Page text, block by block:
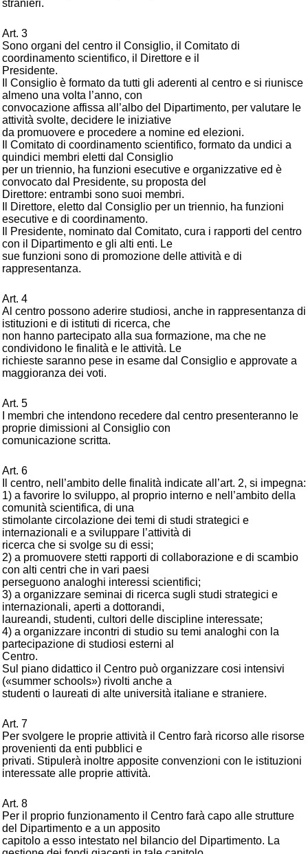
stranieri.
Art. 3
Sono organi del centro il Consiglio, il Comitato di
coordinamento scientifico, il Direttore e il
Presidente.
Il Consiglio è formato da tutti gli aderenti al centro e si riunisce
almeno una volta l’anno, con
convocazione affissa all’albo del Dipartimento, per valutare le
attività svolte, decidere le iniziative
da promuovere e procedere a nomine ed elezioni.
Il Comitato di coordinamento scientifico, formato da undici a
quindici membri eletti dal Consiglio
per un triennio, ha funzioni esecutive e organizzative ed è
convocato dal Presidente, su proposta del
Direttore: entrambi sono suoi membri.
Il Direttore, eletto dal Consiglio per un triennio, ha funzioni
esecutive e di coordinamento.
Il Presidente, nominato dal Comitato, cura i rapporti del centro
con il Dipartimento e gli alti enti. Le
sue funzioni sono di promozione delle attività e di
rappresentanza.
Art. 4
Al centro possono aderire studiosi, anche in rappresentanza di
istituzioni e di istituti di ricerca, che
non hanno partecipato alla sua formazione, ma che ne
condividono le finalità e le attività. Le
richieste saranno pese in esame dal Consiglio e approvate a
maggioranza dei voti.
Art. 5
I membri che intendono recedere dal centro presenteranno le
proprie dimissioni al Consiglio con
comunicazione scritta.
Art. 6
Il centro, nell’ambito delle finalità indicate all’art. 2, si impegna:
1) a favorire lo sviluppo, al proprio interno e nell’ambito della
comunità scientifica, di una
stimolante circolazione dei temi di studi strategici e
internazionali e a sviluppare l’attività di
ricerca che si svolge su di essi;
2) a promuovere stetti rapporti di collaborazione e di scambio
con alti centri che in vari paesi
perseguono analoghi interessi scientifici;
3) a organizzare seminai di ricerca sugli studi strategici e
internazionali, aperti a dottorandi,
laureandi, studenti, cultori delle discipline interessate;
4) a organizzare incontri di studio su temi analoghi con la
partecipazione di studiosi esterni al
Centro.
Sul piano didattico il Centro può organizzare cosi intensivi
(«summer schools») rivolti anche a
studenti o laureati di alte università italiane e straniere.
Art. 7
Per svolgere le proprie attività il Centro farà ricorso alle risorse
provenienti da enti pubblici e
privati. Stipulerà inoltre apposite convenzioni con le istituzioni
interessate alle proprie attività.
Art. 8
Per il proprio funzionamento il Centro farà capo alle strutture
del Dipartimento e a un apposito
capitolo a esso intestato nel bilancio del Dipartimento. La